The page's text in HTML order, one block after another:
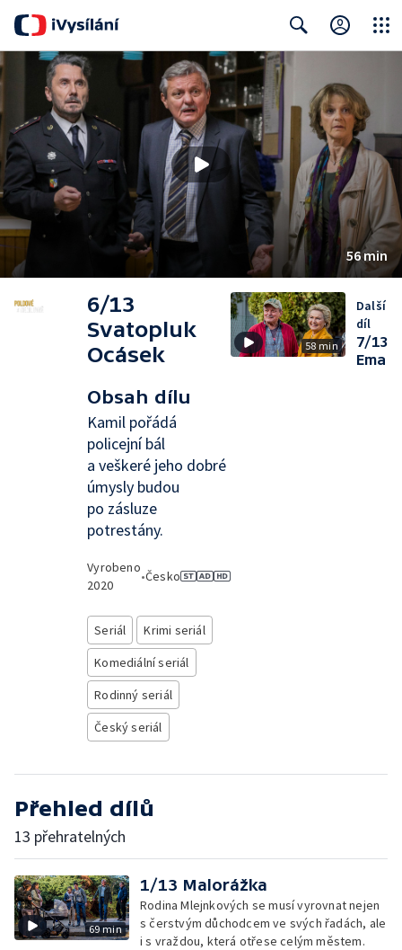
Search
56 min
6/13
Svatopluk
Ocásek
Obsah dílu
Kamil pořádá
policejní bál
a veškeré jeho dobré
úmysly budou
po zásluze
potrestány.
Vyrobeno
2020
•Česko
Seriál
Krimi seriál
Komediální seriál
Rodinný seriál
Český seriál
58 min
Další
díl
7/13
Ema
Přehled dílů
13 přehratelných
69 min
1/13 Malorážka
Rodina Mlejnkových se musí vyrovnat nejen
s čerstvým důchodcem ve svých řadách, ale
i s vraždou, která otřese celým městem.